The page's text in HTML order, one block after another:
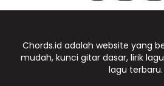
Chords.id adalah website yang
mudah, kunci gitar dasar, lirik
lagu terbaru.